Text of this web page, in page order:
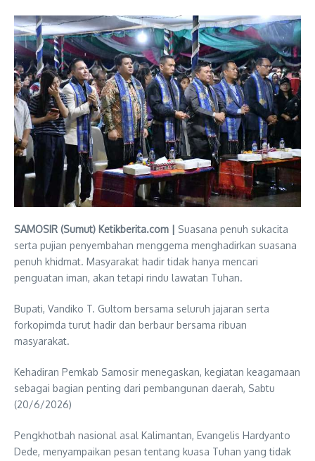
SAMOSIR (Sumut) Ketikberita.com | Suasana penuh sukacita
serta pujian penyembahan menggema menghadirkan suasana
penuh khidmat. Masyarakat hadir tidak hanya mencari
penguatan iman, akan tetapi rindu lawatan Tuhan.
Bupati, Vandiko T. Gultom bersama seluruh jajaran serta
forkopimda turut hadir dan berbaur bersama ribuan
masyarakat.
Kehadiran Pemkab Samosir menegaskan, kegiatan keagamaan
sebagai bagian penting dari pembangunan daerah, Sabtu
(20/6/2026)
Pengkhotbah nasional asal Kalimantan, Evangelis Hardyanto
Dede, menyampaikan pesan tentang kuasa Tuhan yang tidak